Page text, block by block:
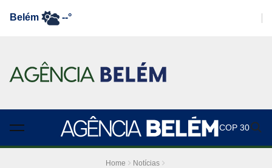
Belém --°
COP 30
Home
Notícias